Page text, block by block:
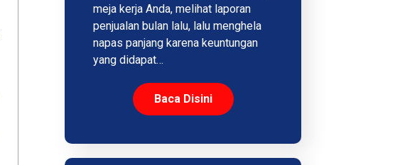
meja kerja Anda, melihat laporan
penjualan bulan lalu, lalu menghela
napas panjang karena keuntungan
yang didapat…
Baca Disini